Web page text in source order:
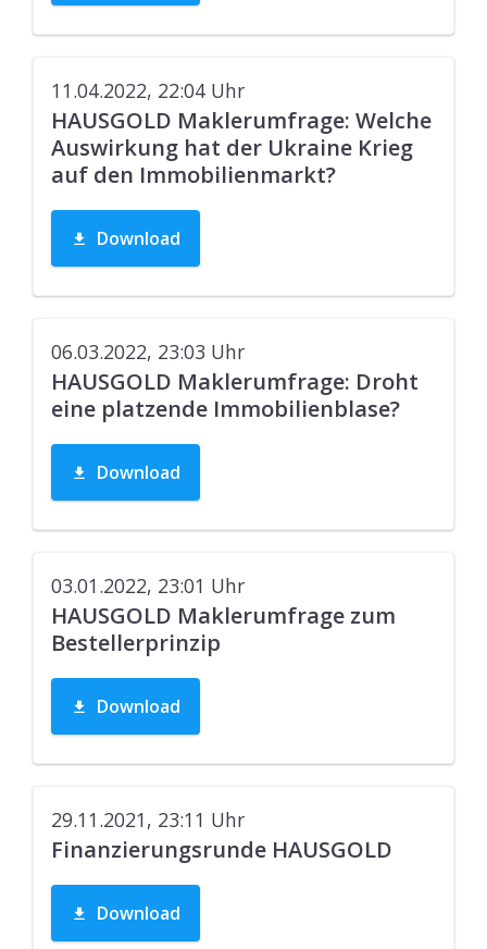
11.04.2022, 22:04 Uhr
HAUSGOLD Maklerumfrage: Welche
Auswirkung hat der Ukraine Krieg
auf den Immobilienmarkt?
Download
06.03.2022, 23:03 Uhr
HAUSGOLD Maklerumfrage: Droht
eine platzende Immobilienblase?
Download
03.01.2022, 23:01 Uhr
HAUSGOLD Maklerumfrage zum
Bestellerprinzip
Download
29.11.2021, 23:11 Uhr
Finanzierungsrunde HAUSGOLD
Download